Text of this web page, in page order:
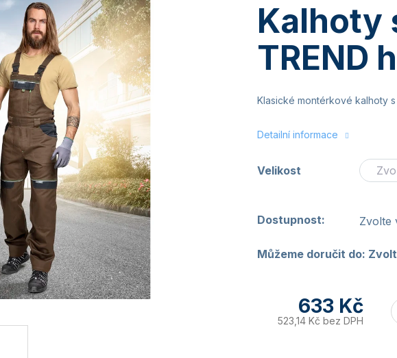
Kalhoty
TREND
Klasické montérkové kalhoty
Detailní informace
Velikost
Dostupnost: Zvolte
Můžeme doručit do:
633 Kč
523,14 Kč bez DPH